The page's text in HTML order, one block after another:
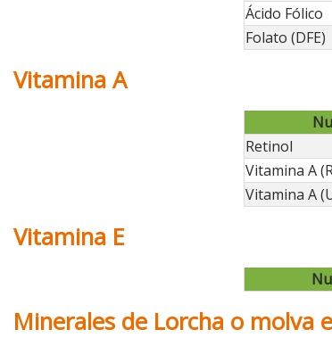
Ácido Fólico
Folato (DFE)
Vitamina A
Retinol
Vitamina A
Vitamina A
Vitamina E
Minerales de Lorcha o molva